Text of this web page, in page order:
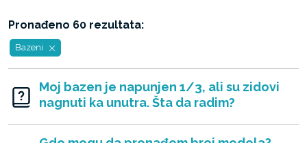
Pronađeno 60 rezultata:
Bazeni
Moj bazen je napunjen 1/3, ali su zidovi
nagnuti ka unutra. Šta da radim?